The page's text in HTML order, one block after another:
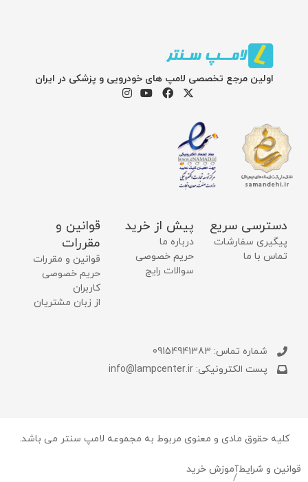
اولین مرجع تخصصی لامپ های خودرویی و پزشکی در ایران
دسترسی سریع
پیگیری سفارشات
تماس با ما
پیش از خرید
درباره ما
حریم خصوصی
سوالات رایج
قوانین و
مقررات
قوانین و مقررات
حریم خصوصی
کاربران
از زبان مشتریان
شماره تماس: 09154941383
پست الکترونیکی: info@lampcenter.ir
کلیه حقوق مادی و معنوی مربوط به مجموعه لامپ سنتر می باشد.
قوانین و شرایط
/
آموزش خرید